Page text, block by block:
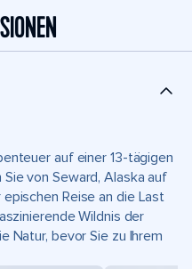
auf einer 13-tägigen
von Seward, Alaska auf
Reise an die Last
Wildnis der
Natur, bevor Sie zu Ihrem